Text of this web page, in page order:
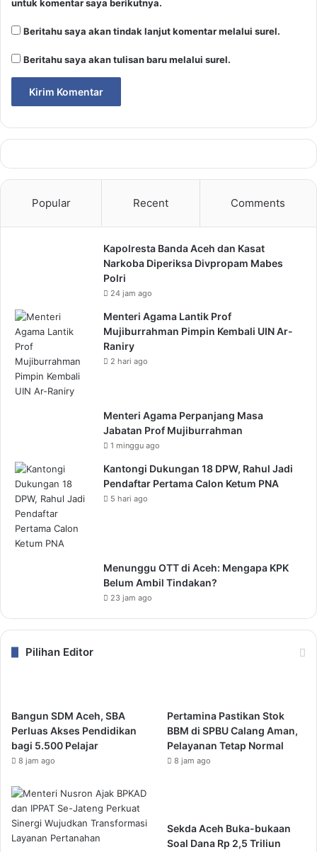
untuk komentar saya berikutnya.
Beritahu saya akan tindak lanjut komentar melalui surel.
Beritahu saya akan tulisan baru melalui surel.
Popular Recent Comments
Kapolresta Banda Aceh dan Kasat
Narkoba Diperiksa Divpropam Mabes
Polri
24 jam ago
Menteri Agama Lantik Prof
Mujiburrahman Pimpin Kembali UIN Ar-
Raniry
2 hari ago
Menteri Agama Perpanjang Masa
Jabatan Prof Mujiburrahman
1 minggu ago
Kantongi Dukungan 18 DPW, Rahul Jadi
Pendaftar Pertama Calon Ketum PNA
5 hari ago
Menunggu OTT di Aceh: Mengapa KPK
Belum Ambil Tindakan?
23 jam ago
Pilihan Editor
Bangun SDM Aceh, SBA
Perluas Akses Pendidikan
bagi 5.500 Pelajar
8 jam ago
Pertamina Pastikan Stok
BBM di SPBU Calang Aman,
Pelayanan Tetap Normal
8 jam ago
Sekda Aceh Buka-bukaan
Soal Dana Rp 2,5 Triliun